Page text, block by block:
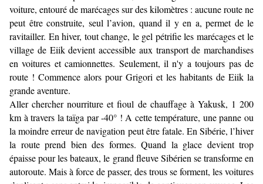
voiture, entouré de marécages sur des kilomètres : aucune route ne
peut être construite, seul l’avion, quand il y en a, permet de le
ravitailler. En hiver, tout change, le gel pétrifie les marécages et le
village de Eiik devient accessible aux transport de marchandises
en voitures et camionnettes. Seulement, il n'y a toujours pas de
route ! Commence alors pour Grigori et les habitants de Eiik la
grande aventure.
Aller chercher nourriture et fioul de chauffage à Yakusk, 1 200
km à travers la taïga par -40° ! A cette température, une panne ou
la moindre erreur de navigation peut être fatale. En Sibérie, l’hiver
la route prend bien des formes. Quand la glace devient trop
épaisse pour les bateaux, le grand fleuve Sibérien se transforme en
autoroute. Mais à force de passer, des trous se forment, les voitures